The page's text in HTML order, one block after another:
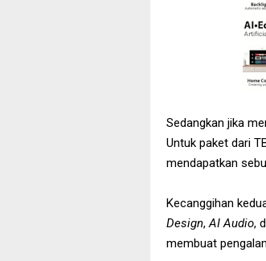
Sedangkan jika
Untuk paket dari
mendapatkan
Kecanggihan
Design,AI Audio,
membuat